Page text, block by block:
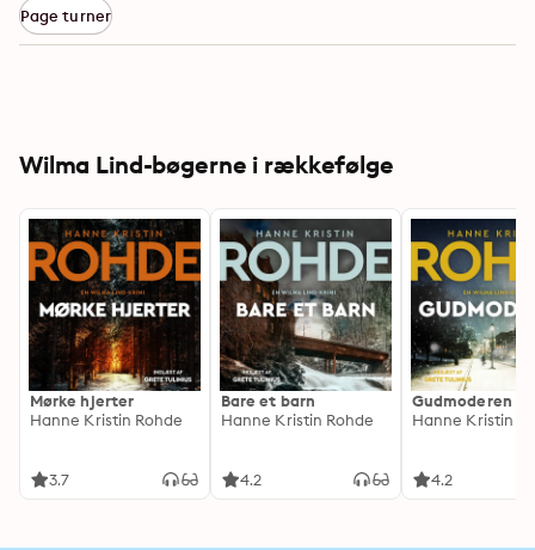
Page turner
Wilma Lind-bøgerne i rækkefølge
Mørke hjerter
Hanne Kristin Rohde
3.7
Bare et barn
Hanne Kristin Rohde
4.2
Gudmoderen
Hanne Kristin
4.2